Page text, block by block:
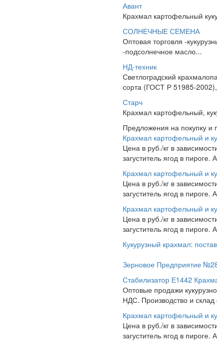
Авант
Крахмал картофельный
СОЛНЕЧНЫЕ СЕМЕНА
Оптовая торговля -
-подсолнечное масло...
НД-техник
Светлоградский
сорта (ГОСТ Р 51985-
Старч
Крахмал картофельный,
Предложения на покупку и
Крахмал картофельный и
Цена в руб./кг в
загуститель ягод в
Крахмал картофельный и
Цена в руб./кг в
загуститель ягод в
Крахмал картофельный и
Цена в руб./кг в
загуститель ягод в
Кукурузный крахмал:
Зерновое Предприятие
Стабилизатор Е1442
Оптовые продажи
НДС. Производство и склад
Крахмал картофельный и
Цена в руб./кг в
загуститель ягод в